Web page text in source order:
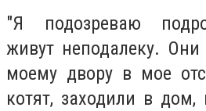
"Я подозреваю
живут неподалеку.
моему двору в мое
котят, заходили в дом,